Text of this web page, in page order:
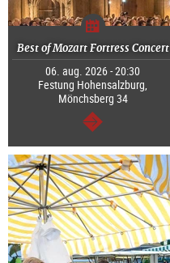
Best of Mozart Fortress Concert
06. aug. 2026 - 20:30
Festung Hohensalzburg,
Mönchsberg 34
Tovább